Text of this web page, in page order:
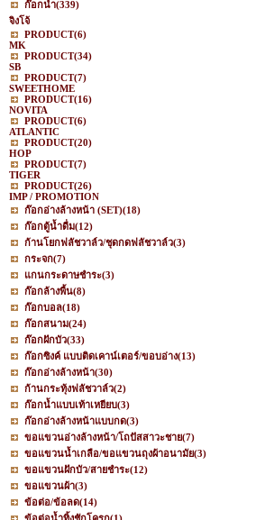
ก๊อกน้ำ(339)
จิงโจ้
PRODUCT(6)
MK
PRODUCT(34)
SB
PRODUCT(7)
SWEETHOME
PRODUCT(16)
NOVITA
PRODUCT(6)
ATLANTIC
PRODUCT(20)
HOP
PRODUCT(7)
TIGER
PRODUCT(26)
IMP / PROMOTION
ก๊อกอ่างล้างหน้า (SET)(18)
ก๊อกตู้น้ำดื่ม(12)
ก้านโยกฟลัชวาล์ว/ชุดกดฟลัชวาล์ว(3)
กระจก(7)
แกนกระดาษชำระ(3)
ก๊อกล้างพื้น(8)
ก๊อกบอล(18)
ก๊อกสนาม(24)
ก๊อกฝักบัว(33)
ก๊อกซิงค์ แบบติดเคาน์เตอร์/ขอบอ่าง(13)
ก๊อกอ่างล้างหน้า(30)
ก้านกระทุ้งฟลัชวาล์ว(2)
ก๊อกน้ำแบบเท้าเหยียบ(3)
ก๊อกอ่างล้างหน้าแบบกด(3)
ขอแขวนอ่างล้างหน้า/โถปัสสาวะชาย(7)
ขอแขวนน้ำเกลือ/ขอแขวนถุงผ้าอนามัย(3)
ขอแขวนฝักบัว/สายชำระ(12)
ขอแขวนผ้า(3)
ข้อต่อ/ข้อลด(14)